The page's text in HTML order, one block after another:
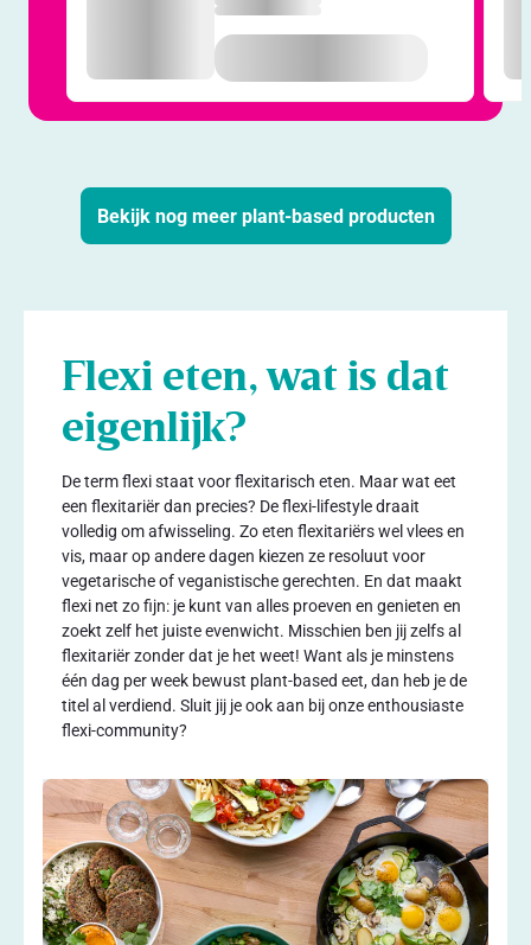
Bekijk nog meer plant-based producten
Flexi eten, wat is dat
eigenlijk?
De term flexi staat voor flexitarisch eten. Maar wat eet
een flexitariër dan precies? De flexi-lifestyle draait
volledig om afwisseling. Zo eten flexitariërs wel vlees en
vis, maar op andere dagen kiezen ze resoluut voor
vegetarische of veganistische gerechten. En dat maakt
flexi net zo fijn: je kunt van alles proeven en genieten en
zoekt zelf het juiste evenwicht. Misschien ben jij zelfs al
flexitariër zonder dat je het weet! Want als je minstens
één dag per week bewust plant-based eet, dan heb je de
titel al verdiend. Sluit jij je ook aan bij onze enthousiaste
flexi-community?